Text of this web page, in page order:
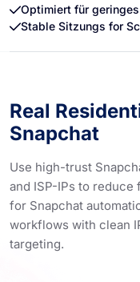
Optimiert für
Stable Sitzungs for
Real
Snapchat
Use high-trust
and ISP-IPs to
for Snapchat
workflows with clean
targeting.